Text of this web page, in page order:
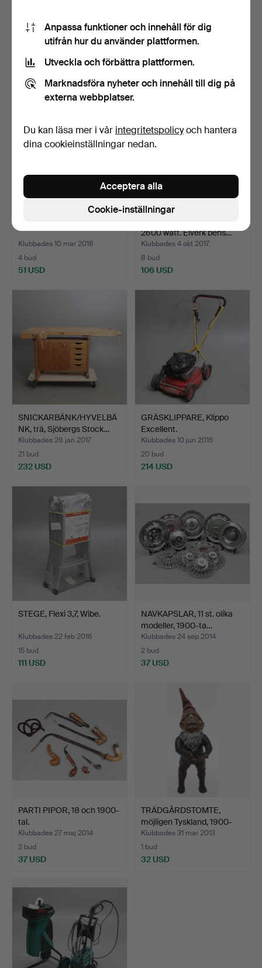
KÄPP, snidat och bemålat
trä, tomtedekor, …
Klubbades 27 okt 2018
1 bud
VERKTYGSET, Sameco,
1900-tal.
Klubbades 21 apr 2018
3 bud
Klubbades 10 mar 2018
4 bud
51 USD
2600 watt. Elverk bens…
Klubbades 4 okt 2017
8 bud
106 USD
SNICKARBÄNK/HYVELBÄ
NK, trä, Sjöbergs Stock…
Klubbades 28 jan 2017
21 bud
232 USD
GRÄSKLIPPARE, Klippo
Excellent.
Klubbades 10 jun 2016
20 bud
214 USD
STEGE, Flexi 3,7, Wibe.
Klubbades 22 feb 2016
15 bud
111 USD
NAVKAPSLAR, 11 st. olika
modeller, 1900-ta…
Klubbades 24 sep 2014
2 bud
37 USD
PARTI PIPOR, 18 och 1900-
tal.
Klubbades 27 maj 2014
2 bud
37 USD
TRÄDGÅRDSTOMTE,
möjligen Tyskland, 1900-
ta…
Klubbades 31 mar 2013
1 bud
32 USD
Anpassa funktioner och innehåll för dig
utifrån hur du använder plattformen.
Utveckla och förbättra plattformen.
Marknadsföra nyheter och innehåll till dig på
externa webbplatser.
Du kan läsa mer i vår integritetspolicyoch hantera
dina cookieinställningar nedan.
Cookie-inställningar
Acceptera alla